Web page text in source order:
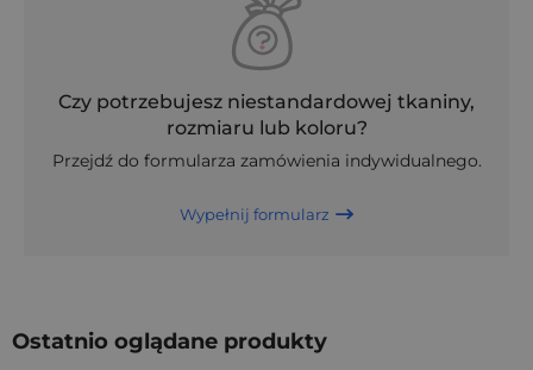
Czy potrzebujesz niestandardowej tkaniny,
rozmiaru lub koloru?
Przejdź do formularza zamówienia indywidualnego.
Wypełnij formularz
Ostatnio oglądane produkty